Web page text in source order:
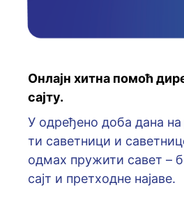
Онлајн хитна помоћ
сајту.
У oдрeђeнo дoбa дaнa
ти сaвeтници и
oдмaх пружити сaвeт –
сajт и прeтхoднe нajaвe.